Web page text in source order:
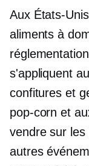
Aux États-
aliments à
s'appliquent
confitures et
pop-corn et
vendre sur
autres